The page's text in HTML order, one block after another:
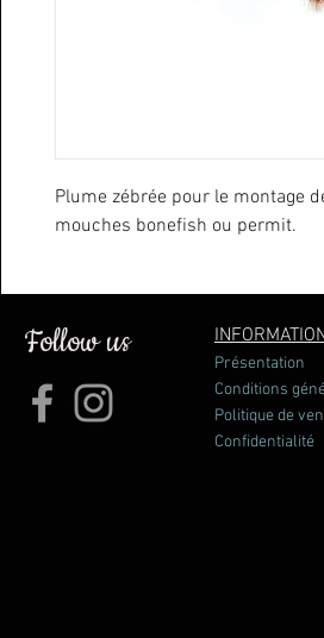
Plume zébrée pour le montage
mouches bonefish ou permit.
Follow us
Présentation
Conditions
Politique de
Confidentialité